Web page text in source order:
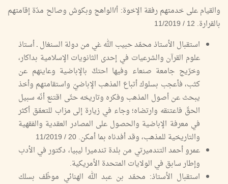
والقيام على خدمتهم رفقة الإخوة: أ/الواهج وبكوش وصالح مدّة إقامتهم
بالقرارة. 12 / 11/2019
استقبال الأستاذ محمّد حبيب الله غي من دولة السنغال ـ أستاذ
علوم القرآن والشرعيات في إحدى الثانويات الإسلامية بداكار،
وخرّيج جامعة صنعاء وفيها احتكّ بالإباضية وعاينهم عن
كثب، فأعجب بسلوك أتباع المذهب الإباضيّ واستقامتهم وأخذ
يبحث عن أصول المذهب وفكره وتاريخه حتّى اقتنع أنّه سبيل
الحقّ فاعتنقه وارتضاه؛ وجاء في زيارة إلى مزاب للتعمّق أكثر
في معرفة الإباضية والحصول على المصادر العقدية والفقهية
والتاريخية للمذهب، وقد أفدناه بما أمكن. 20 / 11/2019
عمرو أحمد التندميرتي من بلدة تندميرا ليبيا، دكتور في الأدب
وإطار سابق في الولايات المتحدة الأمريكية.
استقبال الأستاذ: محمّد بن عبد الله الهنائي موظّف بسلك